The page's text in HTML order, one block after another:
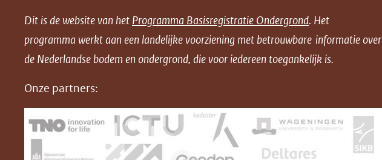
n
o
p
c
e
n
o
p
n
n
o
p
in
nieuw
venster)
l
o
a
D
F
Dit is de website van het Programma Basisregistratie Ondergrond. Het
programma werkt aan een landelijke voorziening met betrouwbare informatie over
de Nederlandse bodem en ondergrond, die voor iedereen toegankelijk is.
Onze partners: